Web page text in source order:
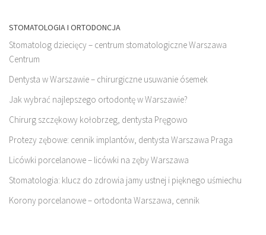
STOMATOLOGIA I ORTODONCJA
Stomatolog dziecięcy – centrum stomatologiczne Warszawa
Centrum
Dentysta w Warszawie – chirurgiczne usuwanie ósemek
Jak wybrać najlepszego ortodontę w Warszawie?
Chirurg szczękowy kołobrzeg, dentysta Pręgowo
Protezy zębowe: cennik implantów, dentysta Warszawa Praga
Licówki porcelanowe – licówki na zęby Warszawa
Stomatologia: klucz do zdrowia jamy ustnej i pięknego uśmiechu
Korony porcelanowe – ortodonta Warszawa, cennik